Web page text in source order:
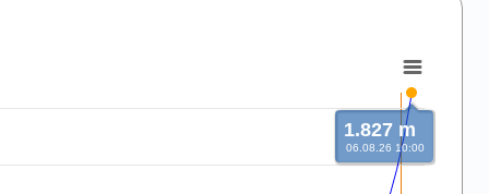
1.827 m
06.08.26 10:00